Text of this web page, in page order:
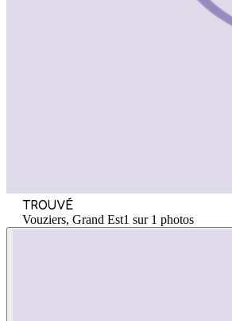
TROUVÉ
Vouziers, Grand Est1 sur 1 photos